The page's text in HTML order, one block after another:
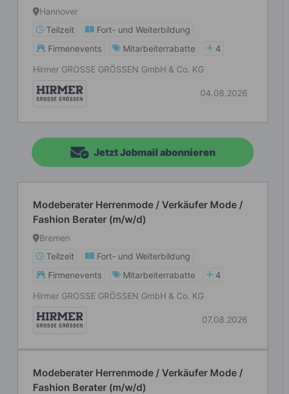
Hannover
Teilzeit
Fort- und Weiterbildung
Firmenevents
Mitarbeiterrabatte
4
Hirmer GROSSE GRÖSSEN GmbH & Co. KG
04.08.2026
Jetzt Jobmail abonnieren
Modeberater Herrenmode / Verkäufer Mode /
Fashion Berater (m/w/d)
Bremen
Teilzeit
Fort- und Weiterbildung
Firmenevents
Mitarbeiterrabatte
4
Hirmer GROSSE GRÖSSEN GmbH & Co. KG
07.08.2026
Modeberater Herrenmode / Verkäufer Mode /
Fashion Berater (m/w/d)